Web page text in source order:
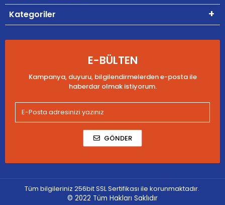
Kategoriler
E-BÜLTEN
Kampanya, duyuru, bilgilendirmelerden e-posta ile
haberdar olmak istiyorum.
GÖNDER
Tüm bilgileriniz 256bit SSL Sertifikası ile korunmaktadır.
© 2022 Tüm Hakları Saklıdır